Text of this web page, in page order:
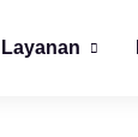
Layanan